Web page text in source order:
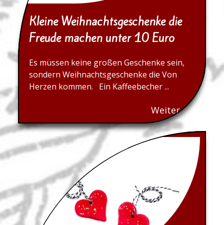
Kleine Weihnachtsgeschenke die
Freude machen unter 10 Euro
Es müssen keine großen Geschenke sein,
sondern Weihnachtsgeschenke die Von
Herzen kommen. Ein Kaffeebecher ...
Weiter...